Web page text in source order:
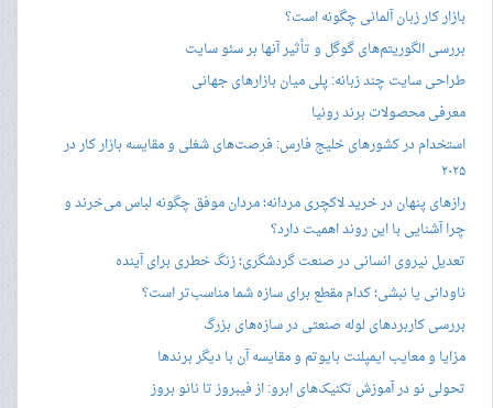
بازار کار زبان آلمانی چگونه است؟
بررسی الگوریتم‌های گوگل و تأثیر آنها بر سئو سایت
طراحی سایت چند زبانه: پلی میان بازارهای جهانی
معرفی محصولات برند رونیا
استخدام در کشورهای خلیج فارس: فرصت‌های شغلی و مقایسه بازار کار در
۲۰۲۵
رازهای پنهان در خرید لاکچری مردانه؛ مردان موفق چگونه لباس می‌خرند و
چرا آشنایی با این روند اهمیت دارد؟
تعدیل نیروی انسانی در صنعت گردشگری؛ زنگ خطری برای آینده
ناودانی یا نبشی؛ کدام مقطع برای سازه شما مناسب‌تر است؟
بررسی کاربردهای لوله صنعتی در سازه‌های بزرگ
مزایا و معایب ایمپلنت بایوتم و مقایسه آن با دیگر برندها
تحولی نو در آموزش تکنیک‌های ابرو: از فیبروز تا نانو بروز